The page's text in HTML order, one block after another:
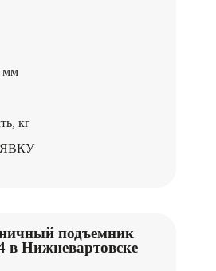
мм
кг
подъемник
в Нижневартовске